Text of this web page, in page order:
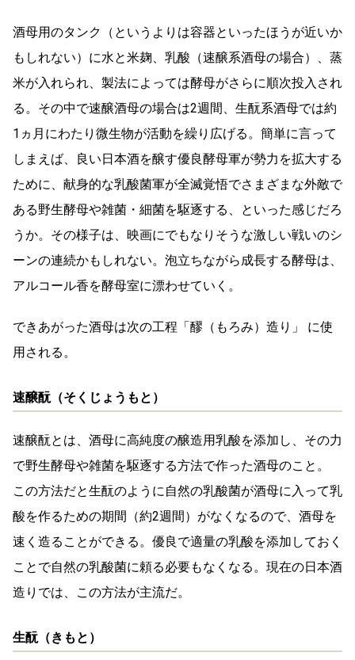
酒母用のタンク（というよりは容器といったほうが近いか
もしれない）に水と米麹、乳酸（速醸系酒母の場合）、蒸
米が入れられ、製法によっては酵母がさらに順次投入され
る。その中で速醸酒母の場合は2週間、生酛系酒母では約
1ヵ月にわたり微生物が活動を繰り広げる。簡単に言って
しまえば、良い日本酒を醸す優良酵母軍が勢力を拡大する
ために、献身的な乳酸菌軍が全滅覚悟でさまざまな外敵で
ある野生酵母や雑菌・細菌を駆逐する、といった感じだろ
うか。その様子は、映画にでもなりそうな激しい戦いのシ
ーンの連続かもしれない。泡立ちながら成長する酵母は、
アルコール香を酵母室に漂わせていく。
できあがった酒母は次の工程「醪（もろみ）造り」 に使
用される。
速醸酛（そくじょうもと）
速醸酛とは、酒母に高純度の醸造用乳酸を添加し、その力
で野生酵母や雑菌を駆逐する方法で作った酒母のこと。
この方法だと生酛のように自然の乳酸菌が酒母に入って乳
酸を作るための期間（約2週間）がなくなるので、酒母を
速く造ることができる。優良で適量の乳酸を添加しておく
ことで自然の乳酸菌に頼る必要もなくなる。現在の日本酒
造りでは、この方法が主流だ。
生酛（きもと）